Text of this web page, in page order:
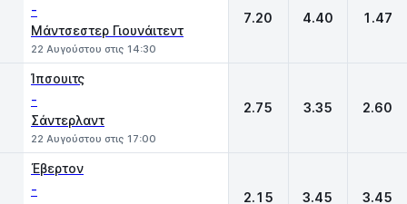
-
Μάντσεστερ Γιουνάιτεντ
22 Αυγούστου στις 14:30
7.20 4.40 1.47
Ίπσουιτς
-
Σάντερλαντ
22 Αυγούστου στις 17:00
2.75 3.35 2.60
Έβερτον
- 2.15 3.45 3.45